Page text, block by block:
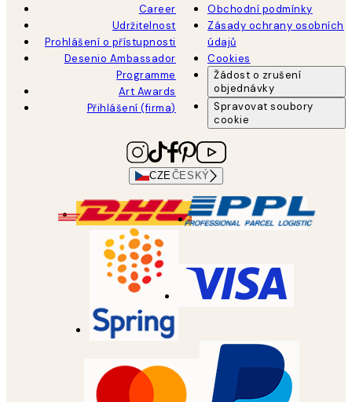
Career
Udržitelnost
Prohlášení o přístupnosti
Desenio Ambassador
Programme
Art Awards
Přihlášení (firma)
Obchodní podmínky
Zásady ochrany osobních
údajů
Cookies
Žádost o zrušení
objednávky
Spravovat soubory
cookie
CZEČESKÝ